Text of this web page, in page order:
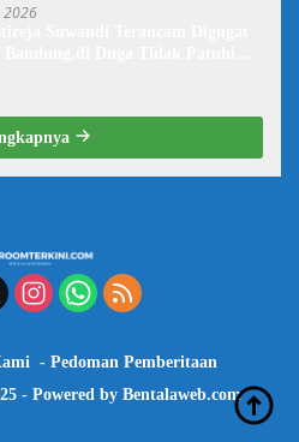
2026
Pedoman Pemberitaan
- Powered by Bentalaweb.com